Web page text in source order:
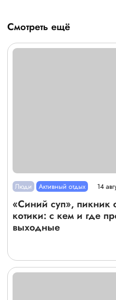
Смотреть ещё
Люди Активный отдых 14
«Синий суп», пикник
котики: с кем и где
выходные